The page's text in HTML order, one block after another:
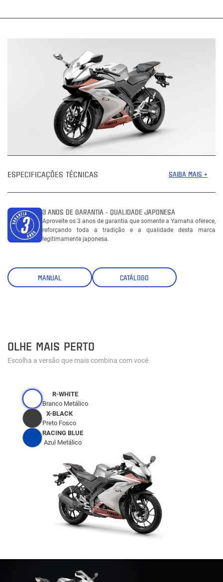
ESPECIFICAÇÕES TÉCNICAS SAIBA MAIS +
3 ANOS DE GARANTIA - QUALIDADE JAPONESA
Aproveite os 3 anos de garantia que somente a Yamaha oferece,
reforçando toda a tradição e a qualidade desta marca
legitimamente japonesa.
MANUAL CATÁLOGO
OLHE MAIS PERTO
Escolha a versão que mais combina com você
R-WHITE
Branco Metálico
X-BLACK
Preto Fosco
RACING BLUE
Azul Metálico